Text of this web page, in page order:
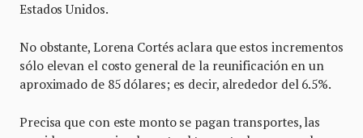
Estados Unidos.
No obstante, Lorena Cortés aclara que estos incrementos
sólo elevan el costo general de la reunificación en un
aproximado de 85 dólares; es decir, alrededor del 6.5%.
Precisa que con este monto se pagan transportes, las